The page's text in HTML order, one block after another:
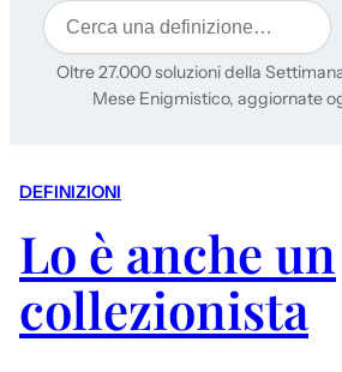
Cerca
Oltre 27.000 soluzioni della
Mese Enigmistico, aggiornate
DEFINIZIONI
Lo è anche un
collezionista